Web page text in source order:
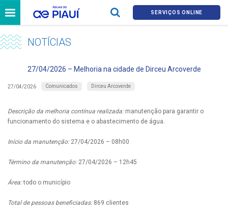
SERVIÇOS ONLINE
NOTÍCIAS
27/04/2026 – Melhoria na cidade de Dirceu Arcoverde
27/04/2026 Comunicados Dirceu Arcoverde
Descrição da melhoria contínua realizada:manutenção para garantir o
funcionamento do sistema e o abastecimento de água.
Início da manutenção:27/04/2026 – 08h00
Término da manutenção:27/04/2026 – 12h45
Área:todo o município
Total de pessoas beneficiadas:869 clientes